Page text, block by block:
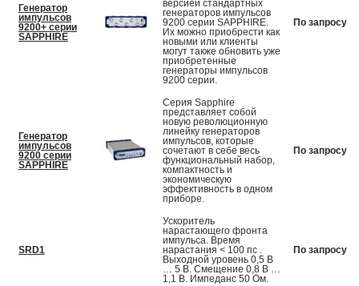
Генератор
импульсов
9200+ серии
SAPPHIRE
версией стандартных
генераторов импульсов
9200 серии SAPPHIRE.
Их можно приобрести как
новыми или клиенты
могут также обновить уже
приобретенные
генераторы импульсов
9200 серии.
По запросу
Генератор
импульсов
9200 серии
SAPPHIRE
Серия Sapphire
представляет собой
новую революционную
линейку генераторов
импульсов, которые
сочетают в себе весь
функциональный набор,
компактность и
экономическую
эффективность в одном
приборе.
По запросу
SRD1
Ускоритель
нарастающего фронта
импульса. Время
нарастания < 100 пс .
Выходной уровень 0,5 В
… 5 В. Смещение 0,8 В …
1,1 В. Импеданс 50 Ом.
По запросу